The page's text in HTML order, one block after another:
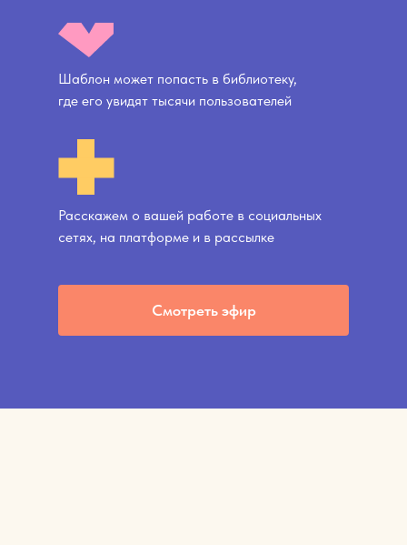
Шаблон может попасть в библиотеку,
где его увидят тысячи пользователей
Расскажем о вашей работе в социальных
сетях, на платформе и в рассылке
Смотреть эфир